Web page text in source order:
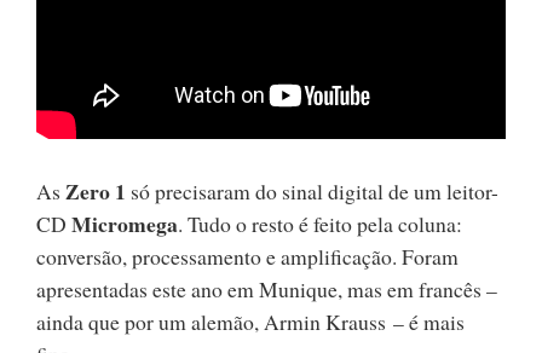
As Zero 1 só precisaram do sinal digital de um leitor-
CD Micromega. Tudo o resto é feito pela coluna:
conversão, processamento e amplificação. Foram
apresentadas este ano em Munique, mas em francês –
ainda que por um alemão, Armin Krauss – é mais